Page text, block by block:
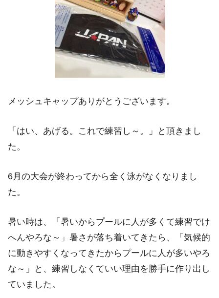
メッシュキャップありがとうございます。
「はい、あげる。これで練習し～。」と頂きまし
た。
6月の大会が終わってから全く泳がなくなりまし
た。
暑い時は、「暑いからプールに人が多くて練習でけ
へんやろな～」暑さが落ち着いてきたら、「気候的
に動きやすくなってきたからプールに人が多いやろ
な～」と、練習しなくていい理由を勝手に作り出し
ていました。